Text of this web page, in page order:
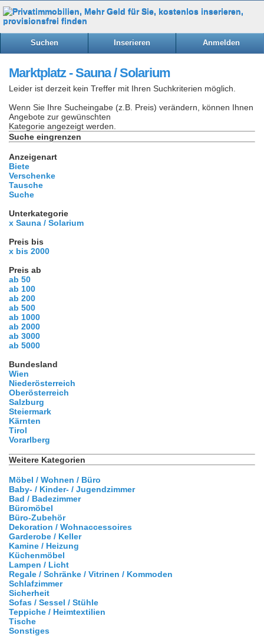
Suchen Inserieren Anmelden
Marktplatz - Sauna / Solarium
Leider ist derzeit kein Treffer mit Ihren Suchkriterien möglich.
Wenn Sie Ihre Sucheingabe (z.B. Preis) verändern, können Ihnen
Angebote zur gewünschten
Kategorie angezeigt werden.
Suche eingrenzen
Anzeigenart
Biete
Verschenke
Tausche
Suche
Unterkategorie
x Sauna / Solarium
Preis bis
x bis 2000
Preis ab
ab 50
ab 100
ab 200
ab 500
ab 1000
ab 2000
ab 3000
ab 5000
Bundesland
Wien
Niederösterreich
Oberösterreich
Salzburg
Steiermark
Kärnten
Tirol
Vorarlberg
Weitere Kategorien
Möbel / Wohnen / Büro
Baby- / Kinder- / Jugendzimmer
Bad / Badezimmer
Büromöbel
Büro-Zubehör
Dekoration / Wohnaccessoires
Garderobe / Keller
Kamine / Heizung
Küchenmöbel
Lampen / Licht
Regale / Schränke / Vitrinen / Kommoden
Schlafzimmer
Sicherheit
Sofas / Sessel / Stühle
Teppiche / Heimtextilien
Tische
Sonstiges